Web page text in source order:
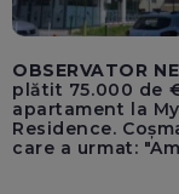
OBSERVATOR
plătit 75.000 de
apartament la
Residence.
care a urmat: "Am